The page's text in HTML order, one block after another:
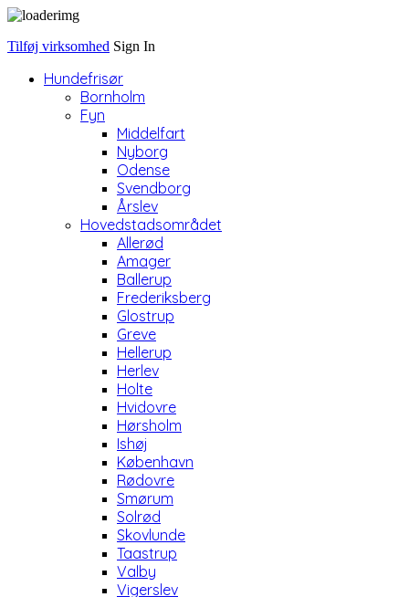
Tilføj virksomhed Sign In
Hundefrisør
Bornholm
Fyn
Middelfart
Nyborg
Odense
Svendborg
Årslev
Hovedstadsområdet
Allerød
Amager
Ballerup
Frederiksberg
Glostrup
Greve
Hellerup
Herlev
Holte
Hvidovre
Hørsholm
Ishøj
København
Rødovre
Smørum
Solrød
Skovlunde
Taastrup
Valby
Vigerslev